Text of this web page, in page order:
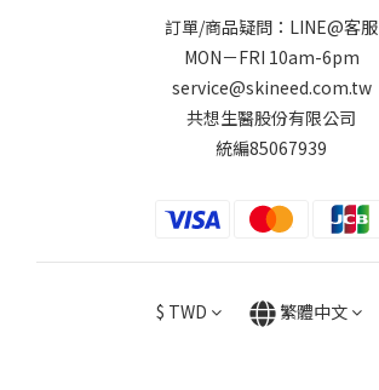
訂單/商品疑問：LINE@客服
MON－FRI 10am-6pm
service@skineed.com.tw
共想生醫股份有限公司
統編85067939
$ TWD 繁體中文